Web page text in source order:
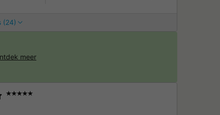
(24)
★★★★★
meer